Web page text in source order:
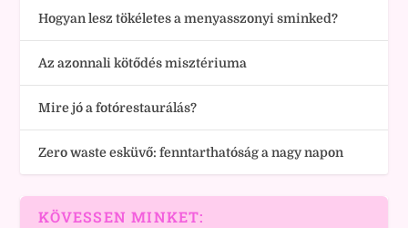
Hogyan lesz tökéletes a menyasszonyi sminked?
Az azonnali kötődés misztériuma
Mire jó a fotórestaurálás?
Zero waste esküvő: fenntarthatóság a nagy napon
KÖVESSEN MINKET: